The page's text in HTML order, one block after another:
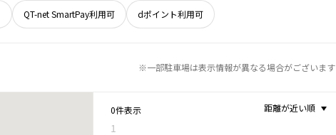
QT-net SmartPay利用可 dポイント利用可
※一部駐車場は表示情報が異なる場合がございます
0件表示
1
距離が近い順